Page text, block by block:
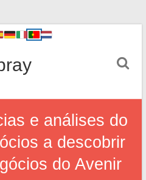
e análises do
a descobrir
do Avenir